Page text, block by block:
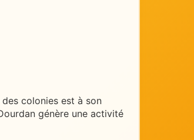
colonies est à son
génère une activité